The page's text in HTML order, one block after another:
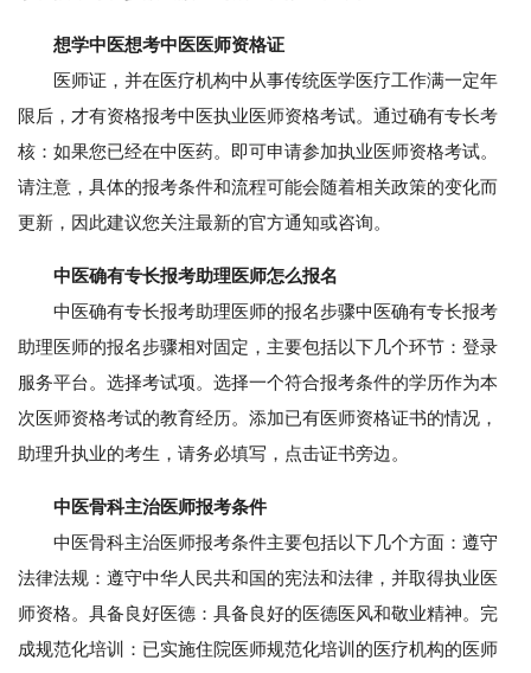
想学中医想考中医医师资格证
医师证，并在医疗机构中从事传统医学医疗工作满一定年
限后，才有资格报考中医执业医师资格考试。通过确有专长考
核：如果您已经在中医药。即可申请参加执业医师资格考试。
请注意，具体的报考条件和流程可能会随着相关政策的变化而
更新，因此建议您关注最新的官方通知或咨询。
中医确有专长报考助理医师怎么报名
中医确有专长报考助理医师的报名步骤中医确有专长报考
助理医师的报名步骤相对固定，主要包括以下几个环节：登录
服务平台。选择考试项。选择一个符合报考条件的学历作为本
次医师资格考试的教育经历。添加已有医师资格证书的情况，
助理升执业的考生，请务必填写，点击证书旁边。
中医骨科主治医师报考条件
中医骨科主治医师报考条件主要包括以下几个方面：遵守
法律法规：遵守中华人民共和国的宪法和法律，并取得执业医
师资格。具备良好医德：具备良好的医德医风和敬业精神。完
成规范化培训：已实施住院医师规范化培训的医疗机构的医师